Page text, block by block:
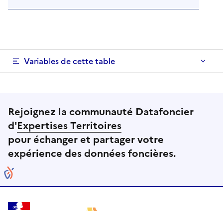
Variables de cette table
Rejoignez la communauté Datafoncier
d'Expertises Territoires
pour échanger et partager votre
expérience des données foncières.